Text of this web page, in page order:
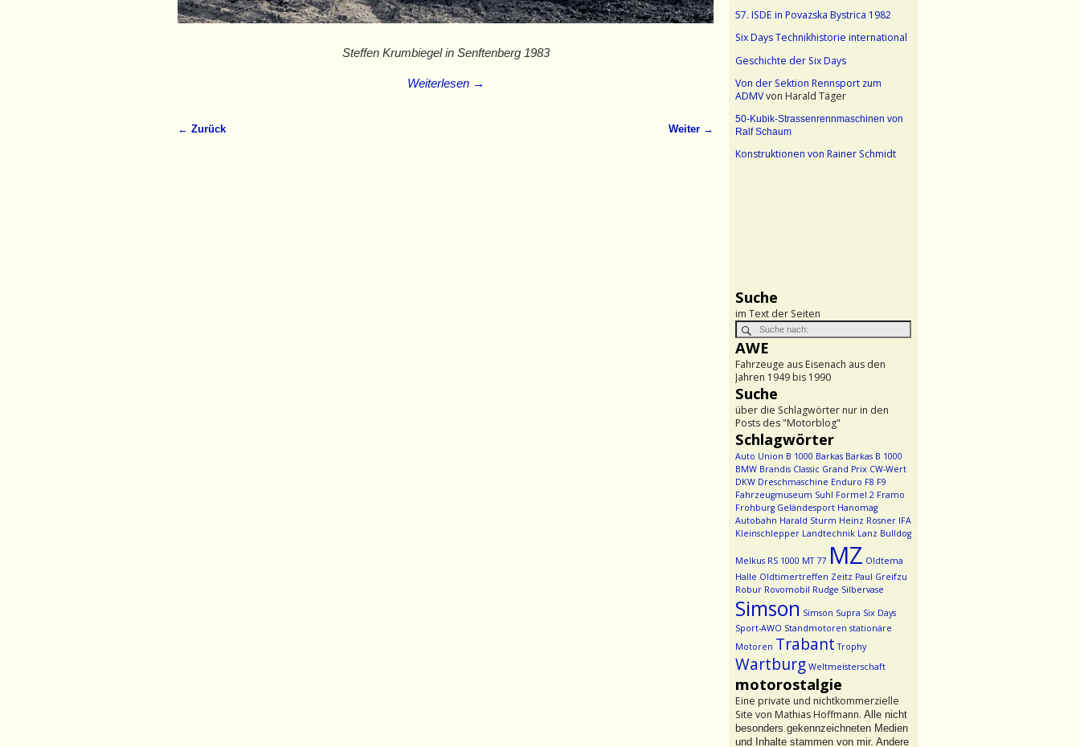
Steffen Krumbiegel in Senftenberg 1983
Weiterlesen →
← Zurück Weiter →
57. ISDE in Povazska Bystrica 1982
Six Days Technikhistorie international
Geschichte der Six Days
Von der Sektion Rennsport zum
ADMVvon Harald Täger
50-Kubik-Strassenrennmaschinen von
Ralf Schaum
Konstruktionen von Rainer Schmidt
Suche
im Text der Seiten
AWE
Fahrzeuge aus Eisenach aus den
Jahren 1949 bis 1990
Suche
über die Schlagwörter nur in den
Posts des "Motorblog"
Schlagwörter
Auto Union B 1000 Barkas Barkas B 1000
BMW Brandis Classic Grand Prix CW-Wert
DKW Dreschmaschine Enduro F8 F9
Fahrzeugmuseum Suhl Formel 2 Framo
Frohburg Geländesport Hanomag
Autobahn Harald Sturm Heinz Rosner IFA
Kleinschlepper Landtechnik Lanz Bulldog
Melkus RS 1000 MT 77 MZ Oldtema
Halle Oldtimertreffen Zeitz Paul Greifzu
Robur Rovomobil Rudge Silbervase
Simson Simson Supra Six Days
Sport-AWO Standmotoren stationäre
Motoren Trabant Trophy
Wartburg Weltmeisterschaft
motorostalgie
Eine private und nichtkommerzielle
Site von Mathias Hoffmann. Alle nicht
besonders gekennzeichneten Medien
und Inhalte stammen von mir. Andere